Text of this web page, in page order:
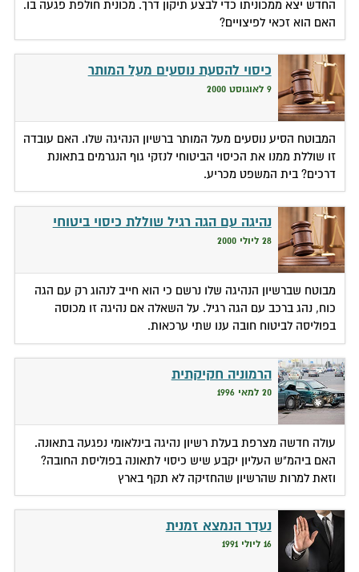
החדש יצא ממכוניתו כדי לבצע תיקון דרך. מכונית חולפת פגעה בו.
האם הוא זכאי לפיצויים?
כיסוי להסעת נוסעים מעל המותר
9 לאוגוסט 2000
המבוטח הסיע נוסעים מעל המותר ברשיון הנהיגה שלו. האם עובדה
זו שוללת ממנו את הכיסוי הביטוחי לנזקי גוף הנגרמים בתאונת
דרכים? בית המשפט מכריע.
נהיגה עם הגה רגיל שוללת כיסוי ביטוחי
28 ליולי 2000
מבוטח שברשיון הנהיגה שלו נרשם כי הוא חייב לנהוג רק עם הגה
כוח, נהג ברכב עם הגה רגיל. על השאלה אם נהיגה זו מכוסה
בפוליסה לביטוח חובה ענו שתי ערכאות.
הרמוניה חקיקתית
20 למאי 1996
עולה חדשה מצרפת בעלת רשיון נהיגה בינלאומי נפגעה בתאונה.
האם ביהמ"ש העליון יקבע שיש כיסוי לתאונה בפוליסת החובה?
וזאת למרות שהרשיון שהחזיקה לא תקף בארץ
נעדר הנמצא זמנית
16 ליולי 1991